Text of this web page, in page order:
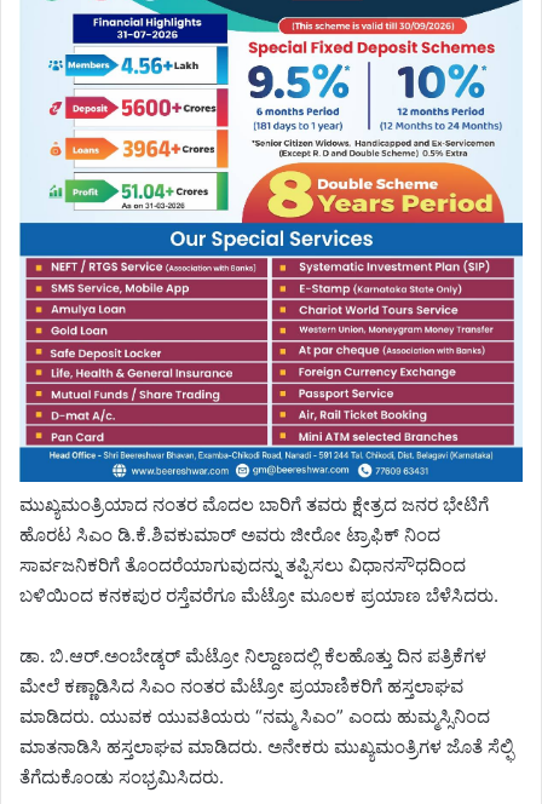
ಮುಖ್ಯಮಂತ್ರಿಯಾದ ನಂತರ ಮೊದಲ ಬಾರಿಗೆ ತವರು ಕ್ಷೇತ್ರದ ಜನರ ಭೇಟಿಗೆ
ಹೊರಟ ಸಿಎಂ ಡಿ.ಕೆ.ಶಿವಕುಮಾರ್ ಅವರು ಜೀರೋ ಟ್ರಾಫಿಕ್ ನಿಂದ
ಸಾರ್ವಜನಿಕರಿಗೆ ತೊಂದರೆಯಾಗುವುದನ್ನು ತಪ್ಪಿಸಲು ವಿಧಾನಸೌಧದಿಂದ
ಬಳಿಯಿಂದ ಕನಕಪುರ ರಸ್ತೆವರೆಗೂ ಮೆಟ್ರೋ ಮೂಲಕ ಪ್ರಯಾಣ ಬೆಳೆಸಿದರು.
ಡಾ. ಬಿ.ಆರ್.ಅಂಬೇಡ್ಕರ್ ಮೆಟ್ರೋ ನಿಲ್ದಾಣದಲ್ಲಿ ಕೆಲಹೊತ್ತು ದಿನ ಪತ್ರಿಕೆಗಳ
ಮೇಲೆ ಕಣ್ಣಾಡಿಸಿದ ಸಿಎಂ ನಂತರ ಮೆಟ್ರೋ ಪ್ರಯಾಣಿಕರಿಗೆ ಹಸ್ತಲಾಘವ
ಮಾಡಿದರು. ಯುವಕ ಯುವತಿಯರು “ನಮ್ಮ ಸಿಎಂ” ಎಂದು ಹುಮ್ಮಸ್ಸಿನಿಂದ
ಮಾತನಾಡಿಸಿ ಹಸ್ತಲಾಘವ ಮಾಡಿದರು. ಅನೇಕರು ಮುಖ್ಯಮಂತ್ರಿಗಳ ಜೊತೆ ಸೆಲ್ಫಿ
ತೆಗೆದುಕೊಂಡು ಸಂಭ್ರಮಿಸಿದರು.